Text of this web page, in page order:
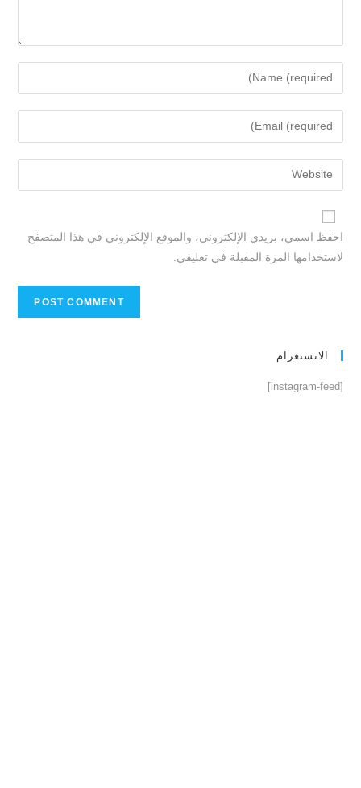
احفظ اسمي، بريدي الإلكتروني، والموقع الإلكتروني في هذا المتصفح
لاستخدامها المرة المقبلة في تعليقي.
الانستغرام
[instagram-feed]